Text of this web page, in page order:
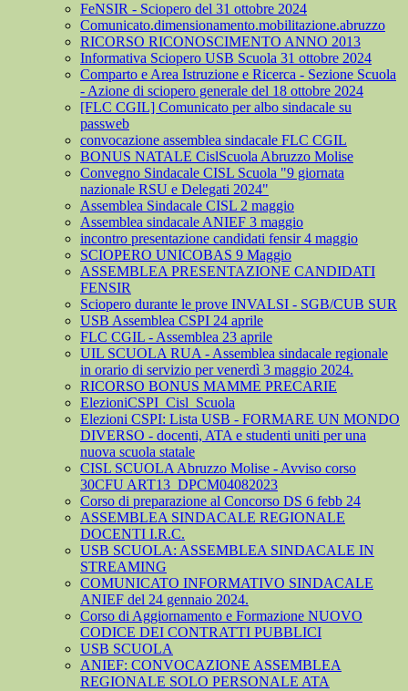
FeNSIR - Sciopero del 31 ottobre 2024
Comunicato.dimensionamento.mobilitazione.abruzzo
RICORSO RICONOSCIMENTO ANNO 2013
Informativa Sciopero USB Scuola 31 ottobre 2024
Comparto e Area Istruzione e Ricerca - Sezione Scuola
- Azione di sciopero generale del 18 ottobre 2024
[FLC CGIL] Comunicato per albo sindacale su
passweb
convocazione assemblea sindacale FLC CGIL
BONUS NATALE CislScuola Abruzzo Molise
Convegno Sindacale CISL Scuola "9 giornata
nazionale RSU e Delegati 2024"
Assemblea Sindacale CISL 2 maggio
Assemblea sindacale ANIEF 3 maggio
incontro presentazione candidati fensir 4 maggio
SCIOPERO UNICOBAS 9 Maggio
ASSEMBLEA PRESENTAZIONE CANDIDATI
FENSIR
Sciopero durante le prove INVALSI - SGB/CUB SUR
USB Assemblea CSPI 24 aprile
FLC CGIL - Assemblea 23 aprile
UIL SCUOLA RUA - Assemblea sindacale regionale
in orario di servizio per venerdì 3 maggio 2024.
RICORSO BONUS MAMME PRECARIE
ElezioniCSPI_Cisl_Scuola
Elezioni CSPI: Lista USB - FORMARE UN MONDO
DIVERSO - docenti, ATA e studenti uniti per una
nuova scuola statale
CISL SCUOLA Abruzzo Molise - Avviso corso
30CFU ART13_DPCM04082023
Corso di preparazione al Concorso DS 6 febb 24
ASSEMBLEA SINDACALE REGIONALE
DOCENTI I.R.C.
USB SCUOLA: ASSEMBLEA SINDACALE IN
STREAMING
COMUNICATO INFORMATIVO SINDACALE
ANIEF del 24 gennaio 2024.
Corso di Aggiornamento e Formazione NUOVO
CODICE DEI CONTRATTI PUBBLICI
USB SCUOLA
ANIEF: CONVOCAZIONE ASSEMBLEA
REGIONALE SOLO PERSONALE ATA